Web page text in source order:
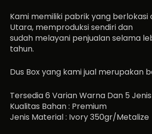
Kami memiliki pabrik yang berlokasi
Utara, memproduksi sendiri dan
sudah melayani penjualan selama
tahun.
Dus Box yang kami jual merupakan
Tersedia 6 Varian Warna Dan 5
Kualitas Bahan : Premium
Jenis Material : Ivory 350gr/Metalize